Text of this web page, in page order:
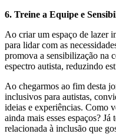
6. Treine a Equipe e
Ao criar um espaço de lazer
para lidar com as
promova a sensibilização na
espectro autista, reduzindo
Ao chegarmos ao fim desta
inclusivos para autistas,
ideias e experiências. Como
ainda mais esses espaços?
relacionada à inclusão que